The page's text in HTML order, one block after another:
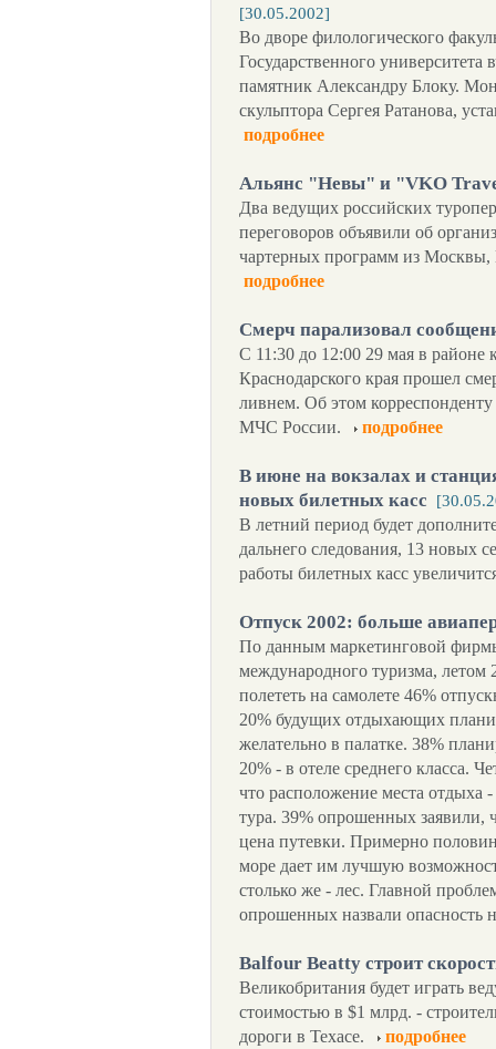
[30.05.2002]
Во дворе филологического
Государственного
памятник Александру Блоку.
скульптора Сергея Ратанова,
подробнее
Альянс "Невы" и "VKO
Два ведущих российских
переговоров объявили об
чартерных программ из
подробнее
Смерч парализовал
С 11:30 до 12:00 29 мая в районе
Краснодарского края прошел
ливнем. Об этом
МЧС России.
подробнее
В июне на вокзалах и
новых билетных касс
В летний период будет
дальнего следования, 13 новых
работы билетных касс
Отпуск 2002: больше
По данным маркетинговой
международного туризма, летом
полететь на самолете 46%
20% будущих отдыхающих
желательно в палатке. 38%
20% - в отеле среднего класса.
что расположение места отдыха
тура. 39% опрошенных заявили,
цена путевки. Примерно
море дает им лучшую
столько же - лес. Главной
опрошенных назвали опасность
Balfour Beatty строит
Великобритания будет играть
стоимостью в $1 млрд. -
дороги в Техасе.
подробнее